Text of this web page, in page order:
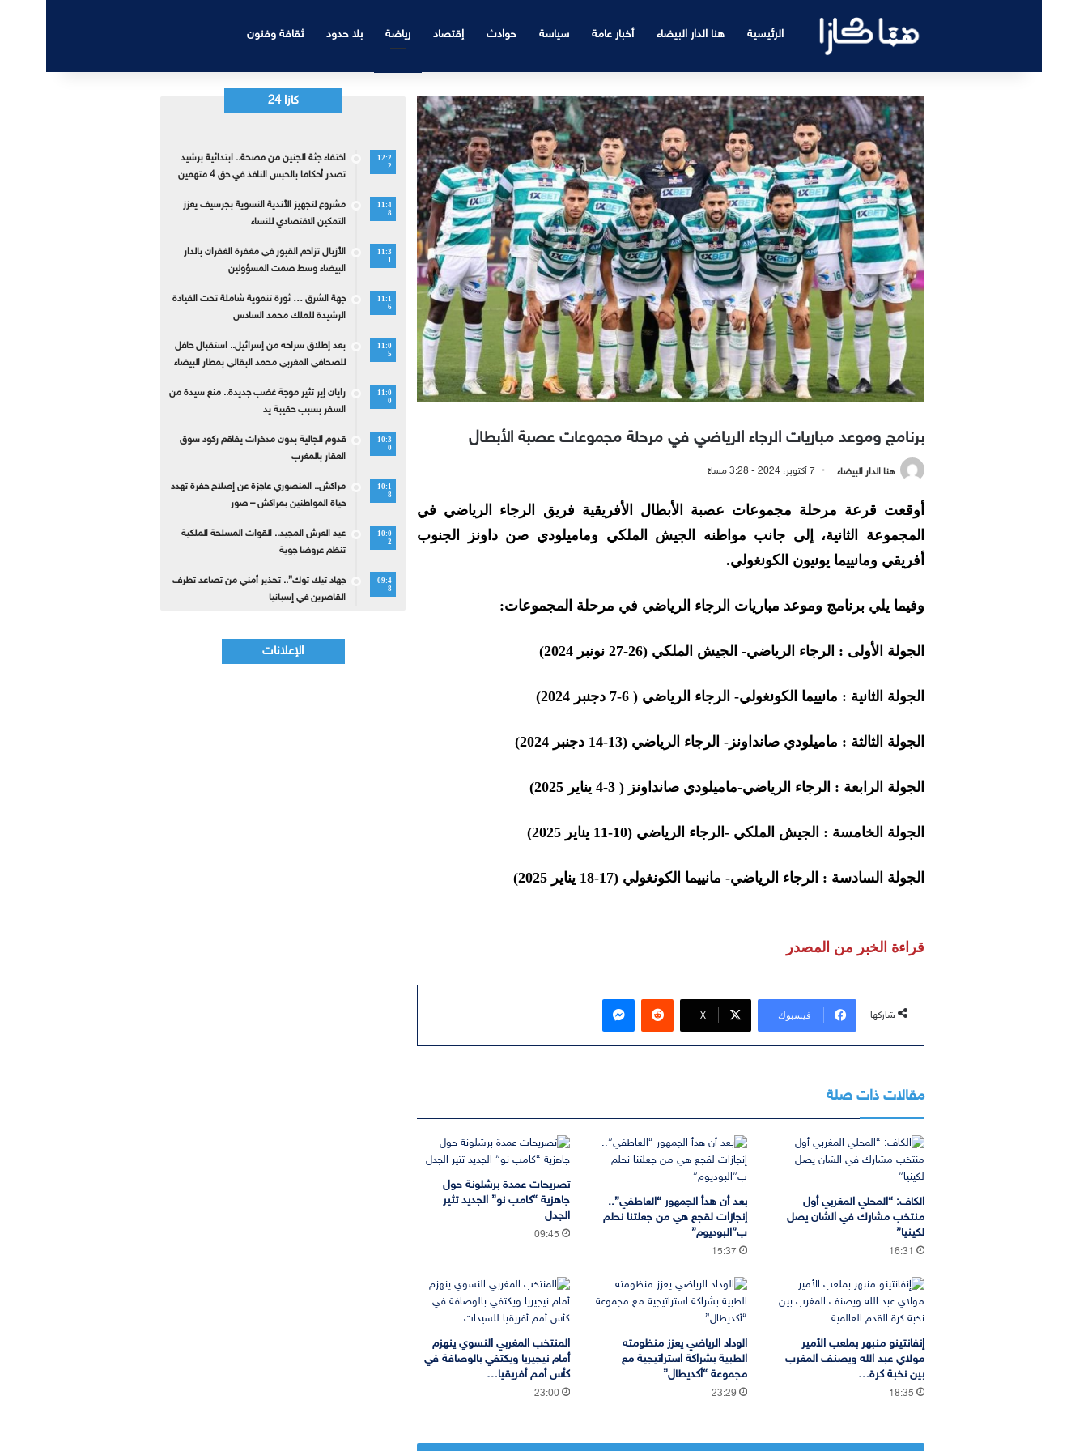
الرئيسية هنا الدار البيضاء أخبار عامة سياسة حوادث إقتصاد رياضة بلا حدود ثقافة وفنون
برنامج وموعد مباريات الرجاء الرياضي في مرحلة مجموعات عصبة الأبطال
هنا الدار البيضاء 7 أكتوبر، 2024 - 3:28 مساءً
أوقعت قرعة مرحلة مجموعات عصبة الأبطال الأفريقية فريق الرجاء الرياضي في
المجموعة الثانية، إلى جانب مواطنه الجيش الملكي وماميلودي صن داونز الجنوب
أفريقي ومانييما يونيون الكونغولي.
وفيما يلي برنامج وموعد مباريات الرجاء الرياضي في مرحلة المجموعات:
الجولة الأولى : الرجاء الرياضي- الجيش الملكي (26-27 نونبر 2024)
الجولة الثانية : مانييما الكونغولي- الرجاء الرياضي ( 6-7 دجنبر 2024)
الجولة الثالثة : ماميلودي صانداونز- الرجاء الرياضي (13-14 دجنبر 2024)
الجولة الرابعة : الرجاء الرياضي-ماميلودي صانداونز ( 3-4 يناير 2025)
الجولة الخامسة : الجيش الملكي -الرجاء الرياضي (10-11 يناير 2025)
الجولة السادسة : الرجاء الرياضي- مانييما الكونغولي (17-18 يناير 2025)
قراءة الخبر من المصدر
شاركها فيسبوك ‫X
ماسنجر
مقالات ذات صلة
الكاف: “المحلي المغربي أول
منتخب مشارك في الشان يصل
لكينيا”
16:31
بعد أن هدأ الجمهور “العاطفي”..
إنجازات لقجع هي من جعلتنا نحلم
ب”البوديوم”
15:37
تصريحات عمدة برشلونة حول
جاهزية “كامب نو” الجديد تثير
الجدل
09:45
إنفانتينو منبهر بملعب الأمير
مولاي عبد الله ويصنف المغرب
بين نخبة كرة…
18:35
الوداد الرياضي يعزز منظومته
الطبية بشراكة استراتيجية مع
مجموعة “أكديطال”
23:29
المنتخب المغربي النسوي ينهزم
أمام نيجيريا ويكتفي بالوصافة في
كأس أمم أفريقيا…
23:00
كازا 24
12:2
2
اختفاء جثة الجنين من مصحة.. ابتدائية برشيد
تصدر أحكاما بالحبس النافذ في حق 4 متهمين
11:4
8
مشروع لتجهيز الأندية النسوية بجرسيف يعزز
التمكين الاقتصادي للنساء
11:3
1
الأزبال تزاحم القبور في مغفرة الغفران بالدار
البيضاء وسط صمت المسؤولين
11:1
6
جهة الشرق … ثورة تنموية شاملة تحت القيادة
الرشيدة للملك محمد السادس
11:0
5
بعد إطلاق سراحه من إسرائيل.. استقبال حافل
للصحافي المغربي محمد البقالي بمطار البيضاء
11:0
0
رايان إير تثير موجة غضب جديدة.. منع سيدة من
السفر بسبب حقيبة يد
10:3
0
قدوم الجالية بدون مدخرات يفاقم ركود سوق
العقار بالمغرب
10:1
8
مراكش.. المنصوري عاجزة عن إصلاح حفرة تهدد
حياة المواطنين بمراكش – صور
10:0
2
عيد العرش المجيد.. القوات المسلحة الملكية
تنظم عروضا جوية
09:4
8
جهاد تيك توك”.. تحذير أمني من تصاعد تطرف
القاصرين في إسبانيا
الإعلانات